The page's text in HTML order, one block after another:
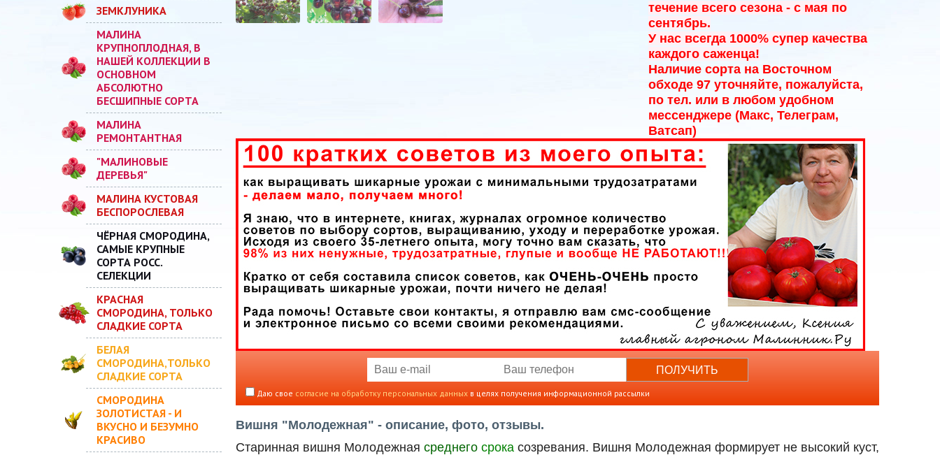
ЗЕМКЛУНИКА
МАЛИНА
КРУПНОПЛОДНАЯ, В
НАШЕЙ КОЛЛЕКЦИИ В
ОСНОВНОМ
АБСОЛЮТНО
БЕСШИПНЫЕ СОРТА
МАЛИНА
РЕМОНТАНТНАЯ
"МАЛИНОВЫЕ
ДЕРЕВЬЯ"
МАЛИНА КУСТОВАЯ
БЕСПОРОСЛЕВАЯ
ЧЁРНАЯ СМОРОДИНА,
САМЫЕ КРУПНЫЕ
СОРТА РОСС.
СЕЛЕКЦИИ
КРАСНАЯ
СМОРОДИНА, ТОЛЬКО
СЛАДКИЕ СОРТА
БЕЛАЯ
СМОРОДИНА,ТОЛЬКО
СЛАДКИЕ СОРТА
СМОРОДИНА
ЗОЛОТИСТАЯ - И
ВКУСНО И БЕЗУМНО
КРАСИВО
течение всего сезона - с мая по
сентябрь.
У нас всегда 1000% супер качества
каждого саженца!
Наличие сорта на Восточном
обходе 97 уточняйте, пожалуйста,
по тел. или в любом удобном
мессенджере (Макс, Телеграм,
Ватсап)
Даю свое согласие на обработку персональных данных в целях получения информационной рассылки
Вишня "Молодежная" - описание, фото, отзывы.
Старинная вишня Молодежная среднего срока созревания. Вишня Молодежная формирует не высокий куст,